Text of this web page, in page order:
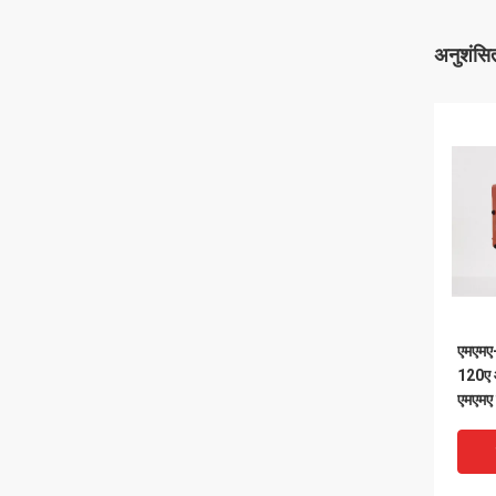
120ए